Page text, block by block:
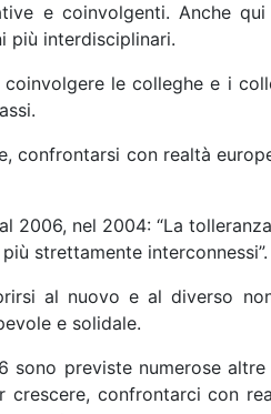
e coinvolgenti. Anche
più interdisciplinari.
le colleghe e i
confrontarsi con realtà
2006, nel 2004: “La
strettamente interconnessi”.
al nuovo e al diverso
e solidale.
sono previste numerose
confrontarci con